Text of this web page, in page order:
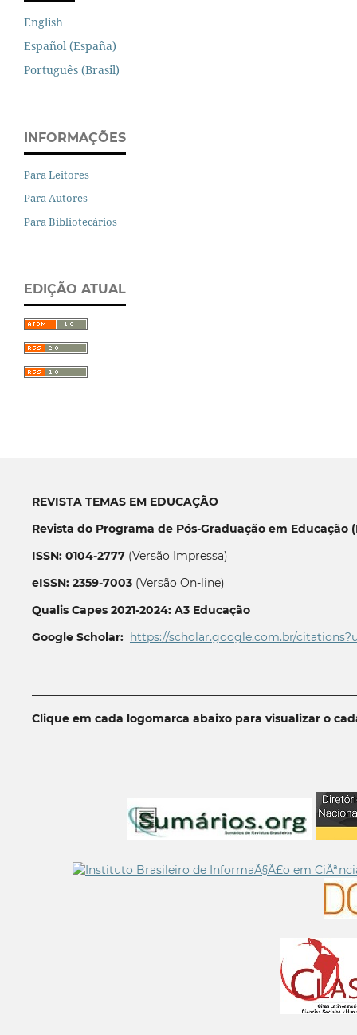
English
Español (España)
Português (Brasil)
INFORMAÇÕES
Para Leitores
Para Autores
Para Bibliotecários
EDIÇÃO ATUAL
REVISTA TEMAS EM EDUCAÇÃO
Revista do Programa de Pós-Graduação em Educação
ISSN: 0104-2777(Versão Impressa)
eISSN: 2359-7003(Versão On-line)
Qualis Capes 2021-2024: A3 Educação
Google Scholar: https://scholar.google.com.br/
Clique em cada logomarca abaixo para visualizar o